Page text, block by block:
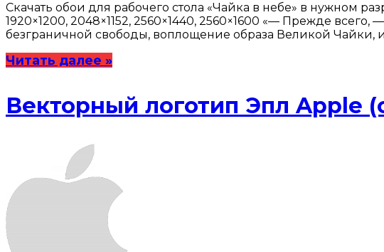
Скачать обои для рабочего стола «Чайка в небе» в нужном
1920×1200, 2048×1152, 2560×1440, 2560×1600 «— Прежде
безграничной свободы, воплощение образа Великой Чайки,
Читать далее »
Векторный логотип Эпл Apple